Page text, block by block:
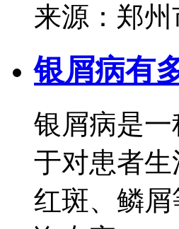
来源：郑
银屑病有
银屑病是
于对患者
红斑、鳞